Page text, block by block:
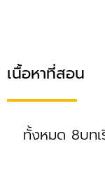
เนื้อหาที่สอน
ทั้งหมด 8บท